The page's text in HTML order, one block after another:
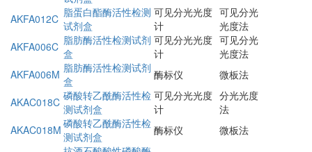
AKFA012C 脂蛋白酯酶活性检测
试剂盒
可见分光光度
计
可见分光
光度法
AKFA006C 脂肪酶活性检测试剂
盒
可见分光光度
计
可见分光
光度法
AKFA006M 脂肪酶活性检测试剂
盒
酶标仪
微板法
AKAC018C 磷酸转乙酰酶活性检
测试剂盒
可见分光光度
计
分光光度
法
AKAC018M 磷酸转乙酰酶活性检
测试剂盒
酶标仪
微板法